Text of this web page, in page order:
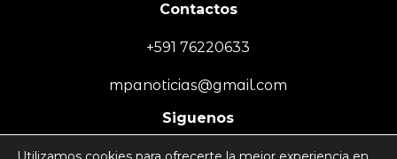
Contactos
+591 76220633
mpanoticias@gmail.com
Siguenos